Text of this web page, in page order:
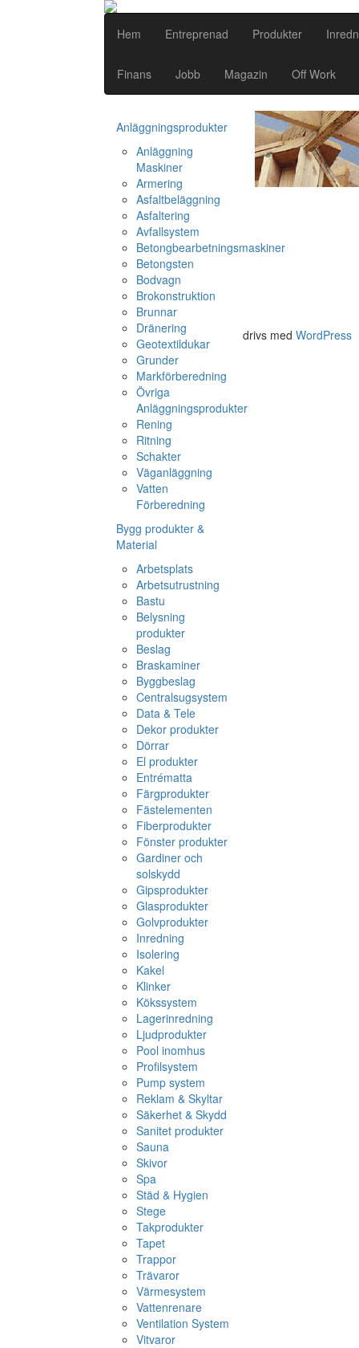
Hem Entreprenad Produkter
Finans Jobb Magazin Off Work
Anläggningsprodukter
Anläggning
Maskiner
Armering
Asfaltbeläggning
Asfaltering
Avfallsystem
Betongbearbetningsmaskiner
Betongsten
Bodvagn
Brokonstruktion
Brunnar
Dränering
Geotextildukar
Grunder
Markförberedning
Övriga
Anläggningsprodukter
Rening
Ritning
Schakter
Väganläggning
Vatten
Förberedning
Bygg produkter &
Material
Arbetsplats
Arbetsutrustning
Bastu
Belysning
produkter
Beslag
Braskaminer
Byggbeslag
Centralsugsystem
Data & Tele
Dekor produkter
Dörrar
El produkter
Entrématta
Färgprodukter
Fästelementen
Fiberprodukter
Fönster produkter
Gardiner och
solskydd
Gipsprodukter
Glasprodukter
Golvprodukter
Inredning
Isolering
Kakel
Klinker
Kökssystem
Lagerinredning
Ljudprodukter
Pool inomhus
Profilsystem
Pump system
Reklam & Skyltar
Säkerhet & Skydd
Sanitet produkter
Sauna
Skivor
Spa
Städ & Hygien
Stege
Takprodukter
Tapet
Trappor
Trävaror
Värmesystem
Vattenrenare
Ventilation System
Vitvaror
drivs med WordPress